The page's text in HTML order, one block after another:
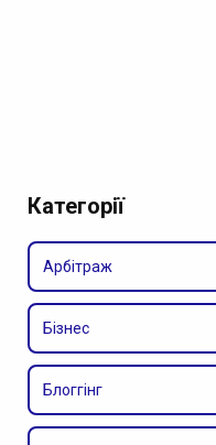
Категорії
Арбітраж
Бізнес
Блоггінг